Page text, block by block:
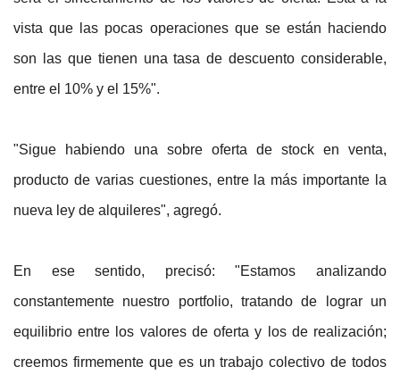
vista que las pocas operaciones que se están haciendo
son las que tienen una tasa de descuento considerable,
entre el 10% y el 15%".
"Sigue habiendo una sobre oferta de stock en venta,
producto de varias cuestiones, entre la más importante la
nueva ley de alquileres", agregó.
En ese sentido, precisó: "Estamos analizando
constantemente nuestro portfolio, tratando de lograr un
equilibrio entre los valores de oferta y los de realización;
creemos firmemente que es un trabajo colectivo de todos